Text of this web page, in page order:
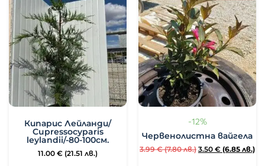
Кипарис Лейланди/
Cupressocyparis
leylandii/-80-100см.
11.00 € (21.51 лв.)
-12%
Червенолистна вайгела
3.99€ (7.80 лв.) 3.50 € (6.85 лв.)